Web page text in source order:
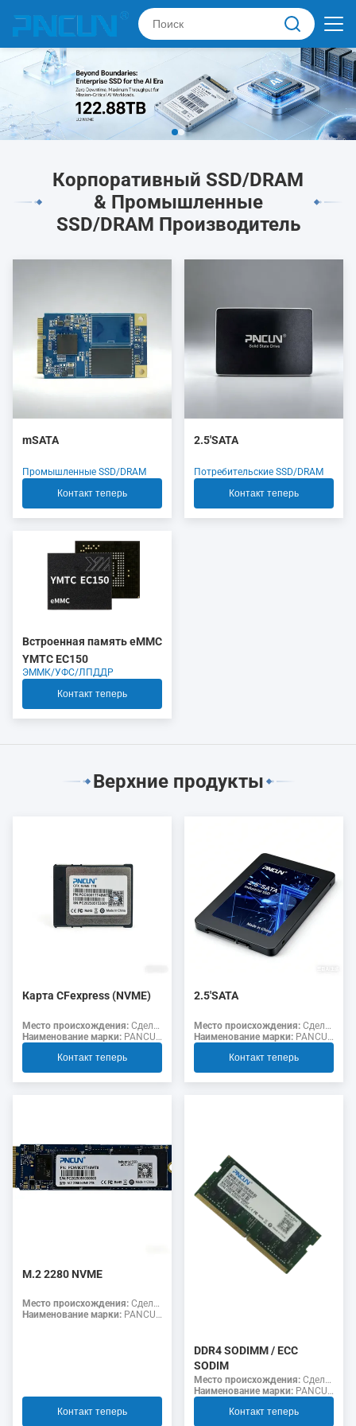
Корпоративный SSD/DRAM
& Промышленные
SSD/DRAM Производитель
mSATA
Промышленные SSD/DRAM
Контакт теперь
2.5'SATA
Потребительские SSD/DRAM
Контакт теперь
Встроенная память eMMC
YMTC EC150
ЭММК/УФС/ЛПДДР
Контакт теперь
Верхние продукты
Карта CFexpress (NVME)
Место происхождения: Сделано в Китае
Наименование марки: PANCUN
Контакт теперь
2.5'SATA
Место происхождения: Сделано в Китае
Наименование марки: PANCUN
Контакт теперь
M.2 2280 NVME
Место происхождения: Сделано в Китае
Наименование марки: PANCUN
Контакт теперь
DDR4 SODIMM / ECC
SODIM
Место происхождения: Сделано в Китае
Наименование марки: PANCUN
Контакт теперь